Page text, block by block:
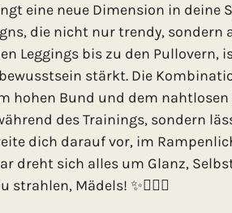
eine neue Dimension in deine
die nicht nur trendy, sondern
Leggings bis zu den Pullovern,
stärkt. Die
hohen Bund und dem
des Trainings, sondern
dich darauf vor, im
dreht sich alles um Glanz,
strahlen, Mädels! ✨🏋️‍♀️🌈